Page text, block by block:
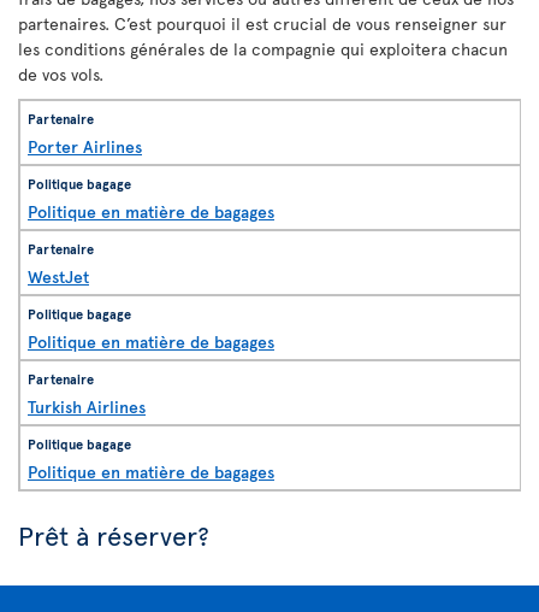
partenaires. C’est pourquoi il est crucial de vous renseigner sur
les conditions générales de la compagnie qui exploitera chacun
de vos vols.
Porter Airlines
Politique en matière de bagages
WestJet
Politique en matière de bagages
Turkish Airlines
Politique en matière de bagages
Prêt à réserver?